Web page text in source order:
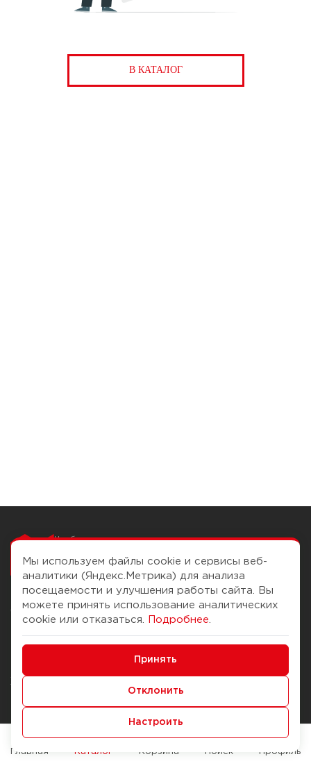
В КАТАЛОГ
Чтобы вам легко
О компании
История Компании
Журнал
Наши марки
Брендирование
Помощь
Доставка и оплата
Способы оплаты
Служба контроля качества
Мы используем файлы cookie и сервисы веб-
аналитики (Яндекс.Метрика) для анализа
посещаемости и улучшения работы сайта. Вы
можете принять использование аналитических
cookie или отказаться.
Подробнее
Принять
Отклонить
Настроить
Главная Каталог Корзина Поиск Профиль